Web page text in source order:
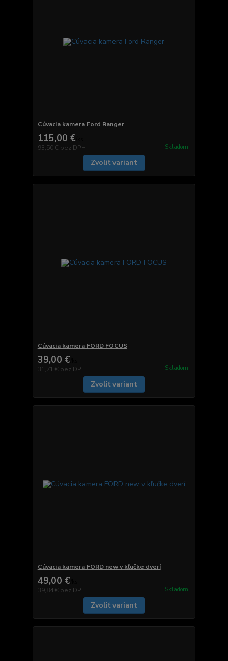
Cúvacia kamera Ford Ranger
115,00 €
93,50 € bez DPH Skladom
Zvoliť variant
Cúvacia kamera FORD FOCUS
39,00 €
31,71 € bez DPH Skladom
Zvoliť variant
Cúvacia kamera FORD new v kľučke dverí
49,00 €
39,84 € bez DPH Skladom
Zvoliť variant